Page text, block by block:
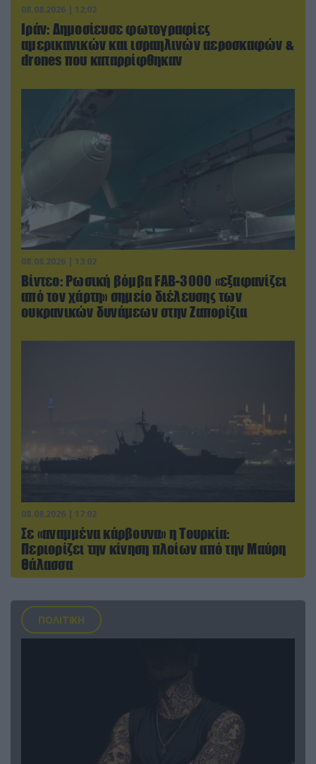
08.08.2026 | 12:02
Ιράν: Δημοσίευσε φωτογραφίες
αμερικανικών και ισραηλινών αεροσκαφών &
drones που καταρρίφθηκαν
08.08.2026 | 13:02
Βίντεο: Ρωσική βόμβα FAB-3000 «εξαφανίζει
από τον χάρτη» σημείο διέλευσης των
ουκρανικών δυνάμεων στην Ζαπορίζια
08.08.2026 | 17:02
Σε «αναμμένα κάρβουνα» η Τουρκία:
Περιορίζει την κίνηση πλοίων από την Μαύρη
Θάλασσα
ΠΟΛΙΤΙΚΗ